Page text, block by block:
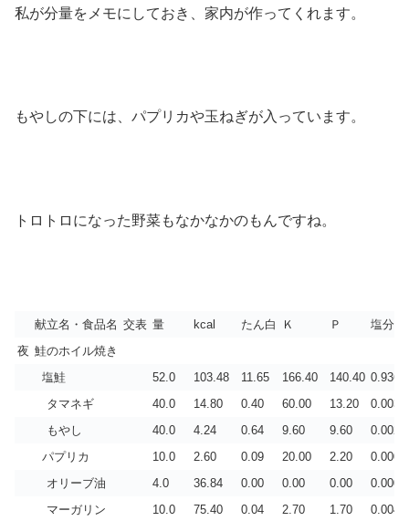
私が分量をメモにしておき、家内が作ってくれます。
もやしの下には、パプリカや玉ねぎが入っています。
トロトロになった野菜もなかなかのもんですね。
献立名・食品名 交表 量 kcal たん白 Ｋ Ｐ
塩分
夜 鮭のホイル焼き
塩鮭
52.0 103.48 11.65 166.40 140.40 0.936
タマネギ
40.0 14.80 0.40 60.00 13.20
0.003
もやし
40.0 4.24 0.64 9.60 9.60
0.002
パプリカ
10.0 2.60 0.09 20.00 2.20
0.000
オリーブ油
4.0 36.84 0.00 0.00 0.00
0.000
マーガリン
10.0 75.40 0.04 2.70 1.70 0.004